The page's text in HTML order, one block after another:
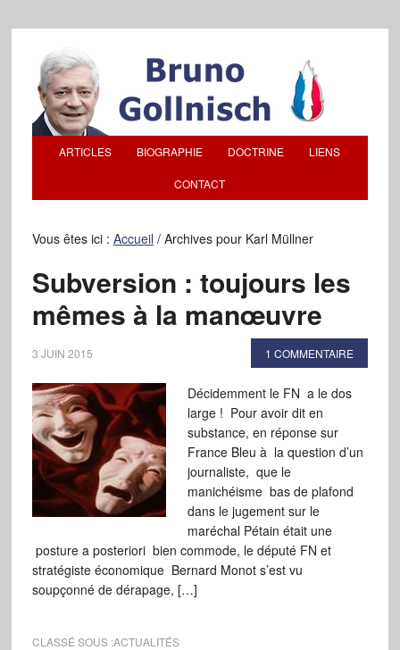
ARTICLES BIOGRAPHIE DOCTRINE LIENS
CONTACT
Vous êtes ici : Accueil /Archives pour Karl Müllner
Subversion : toujours les
mêmes à la manœuvre
3 JUIN 2015 1 COMMENTAIRE
Décidemment le FN a le dos
large ! Pour avoir dit en
substance, en réponse sur
France Bleu à la question d’un
journaliste, que le
manichéisme bas de plafond
dans le jugement sur le
maréchal Pétain était une
posture a posteriori bien commode, le député FN et
stratégiste économique Bernard Monot s’est vu
soupçonné de dérapage, […]
CLASSÉ SOUS :ACTUALITÉS